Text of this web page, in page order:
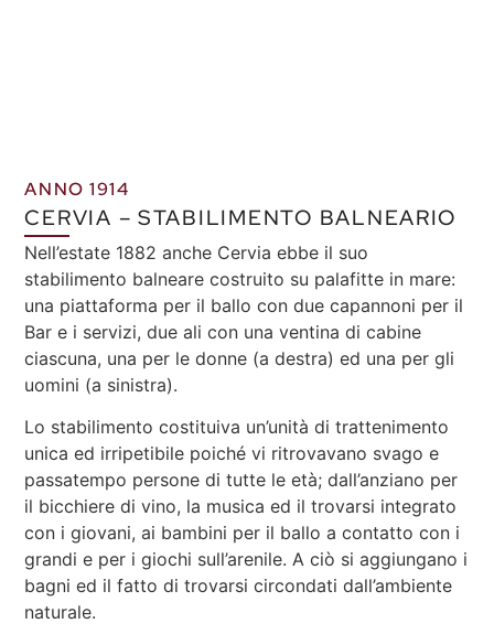
ANNO 1914
CERVIA – STABILIMENTO BALNEARIO
Nell’estate 1882 anche Cervia ebbe il suo
stabilimento balneare costruito su palafitte in mare:
una piattaforma per il ballo con due capannoni per il
Bar e i servizi, due ali con una ventina di cabine
ciascuna, una per le donne (a destra) ed una per gli
uomini (a sinistra).
Lo stabilimento costituiva un’unità di trattenimento
unica ed irripetibile poiché vi ritrovavano svago e
passatempo persone di tutte le età; dall’anziano per
il bicchiere di vino, la musica ed il trovarsi integrato
con i giovani, ai bambini per il ballo a contatto con i
grandi e per i giochi sull’arenile. A ciò si aggiungano i
bagni ed il fatto di trovarsi circondati dall’ambiente
naturale.